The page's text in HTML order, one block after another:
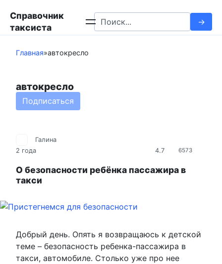
контенту
Справочник
таксиста
Search
for:
Главная»автокресло
автокресло
Подписаться
6573
4.7
Галина
2 года
О безопасности ребёнка пассажира в
такси
Добрый день. Опять я возвращаюсь к детской
теме – безопасность ребенка-пассажира в
такси, автомобиле. Столько уже про нее